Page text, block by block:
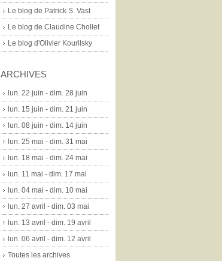
Le blog de Patrick S. Vast
Le blog de Claudine Chollet
Le blog d'Olivier Kourilsky
ARCHIVES
lun. 22 juin - dim. 28 juin
lun. 15 juin - dim. 21 juin
lun. 08 juin - dim. 14 juin
lun. 25 mai - dim. 31 mai
lun. 18 mai - dim. 24 mai
lun. 11 mai - dim. 17 mai
lun. 04 mai - dim. 10 mai
lun. 27 avril - dim. 03 mai
lun. 13 avril - dim. 19 avril
lun. 06 avril - dim. 12 avril
Toutes les archives